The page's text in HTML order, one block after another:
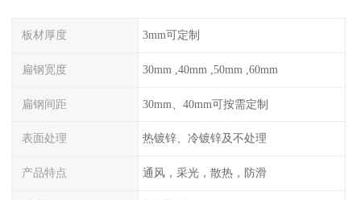
板材厚度 3mm可定制
扁钢宽度 30mm ,40mm ,50mm ,60mm
扁钢间距 30mm、40mm可按需定制
表面处理 热镀锌、冷镀锌及不处理
产品特点 通风，采光，散热，防滑